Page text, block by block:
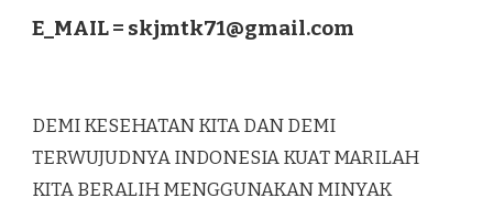
E_MAIL = skjmtk71@gmail.com
DEMI KESEHATAN KITA DAN DEMI
TERWUJUDNYA INDONESIA KUAT MARILAH
KITA BERALIH MENGGUNAKAN MINYAK